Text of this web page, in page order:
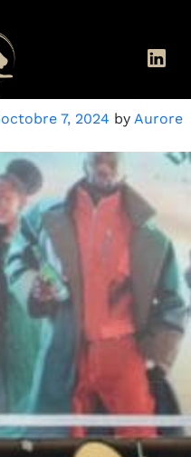
2024
2024
octobre 7, 2024 by Aurore